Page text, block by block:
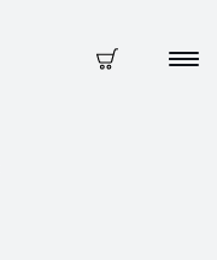
Panier